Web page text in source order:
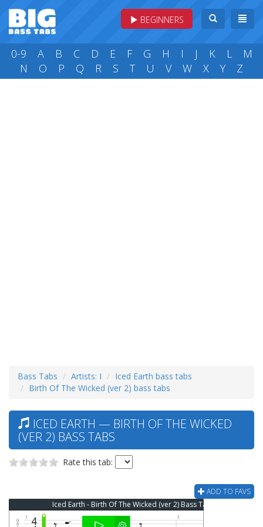
BEGINNERS
0-9 A B C D E F G H I J K L
M
N
O P Q R S T U V W X Y Z
Bass Tabs Artists: I
Iced Earth bass tabs
Birth Of The Wicked (ver 2) bass tabs
ICED EARTH — BIRTH OF THE WICKED
(VER 2) BASS TABS
Rate this tab:
ADD TO FAVS
Iced Earth - Birth Of The Wicked (ver 2) Bass Tab